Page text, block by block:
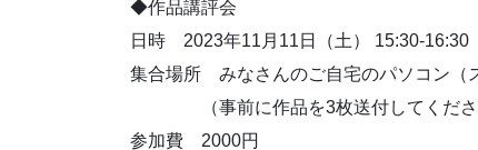
◆作品講評会
日時 2023年11月11日（土） 15:30-16:30
集合場所 みなさんのご自宅のパソコン（
（事前に作品を3枚送付してくださ
参加費 2000円